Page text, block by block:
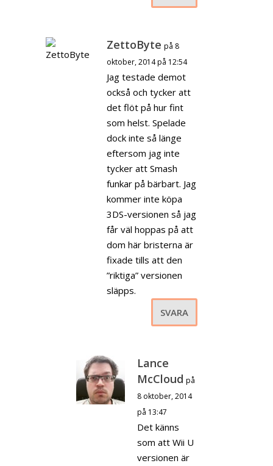
ZettoByte på 8
oktober, 2014 på 12:54
Jag testade demot
också och tycker att
det flöt på hur fint
som helst. Spelade
dock inte så länge
eftersom jag inte
tycker att Smash
funkar på bärbart. Jag
kommer inte köpa
3DS-versionen så jag
får väl hoppas på att
dom här bristerna är
fixade tills att den
”riktiga” versionen
släpps.
SVARA
Lance
McCloud på
8 oktober, 2014
på 13:47
Det känns
som att Wii U
versionen är